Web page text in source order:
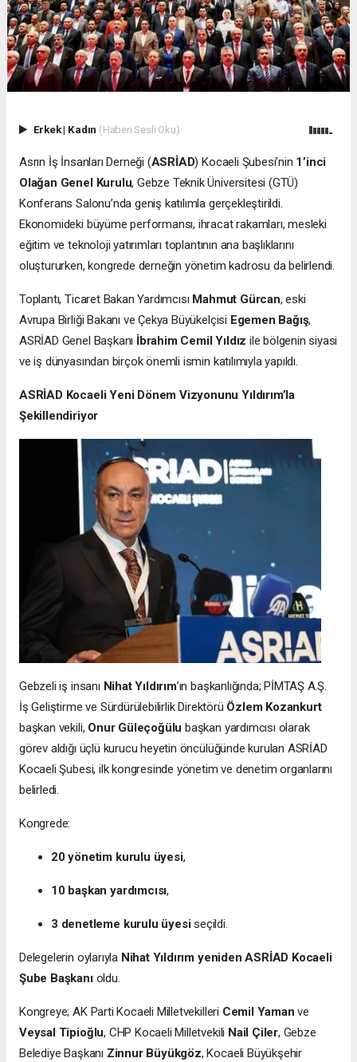
Erkek| Kadın (Haberi Sesli Oku)
Asrın İş İnsanları Derneği (ASRİAD) Kocaeli Şubesi’nin 1’inci
Olağan Genel Kurulu, Gebze Teknik Üniversitesi (GTÜ)
Konferans Salonu’nda geniş katılımla gerçekleştirildi.
Ekonomideki büyüme performansı, ihracat rakamları, mesleki
eğitim ve teknoloji yatırımları toplantının ana başlıklarını
oluştururken, kongrede derneğin yönetim kadrosu da belirlendi.
Toplantı, Ticaret Bakan Yardımcısı Mahmut Gürcan, eski
Avrupa Birliği Bakanı ve Çekya Büyükelçisi Egemen Bağış,
ASRİAD Genel Başkanı İbrahim Cemil Yıldız ile bölgenin siyasi
ve iş dünyasından birçok önemli ismin katılımıyla yapıldı.
ASRİAD Kocaeli Yeni Dönem Vizyonunu Yıldırım’la
Şekillendiriyor
Gebzeli iş insanı Nihat Yıldırım’ın başkanlığında; PİMTAŞ A.Ş.
İş Geliştirme ve Sürdürülebilirlik Direktörü Özlem Kozankurt
başkan vekili, Onur Güleçoğülu başkan yardımcısı olarak
görev aldığı üçlü kurucu heyetin öncülüğünde kurulan ASRİAD
Kocaeli Şubesi, ilk kongresinde yönetim ve denetim organlarını
belirledi.
Kongrede:
20 yönetim kurulu üyesi,
10 başkan yardımcısı,
3 denetleme kurulu üyesiseçildi.
Delegelerin oylarıyla Nihat Yıldırım yeniden ASRİAD Kocaeli
Şube Başkanıoldu.
Kongreye; AK Parti Kocaeli Milletvekilleri Cemil Yaman ve
Veysal Tipioğlu, CHP Kocaeli Milletvekili Nail Çiler, Gebze
Belediye Başkanı Zinnur Büyükgöz, Kocaeli Büyükşehir